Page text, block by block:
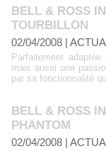
BELL & ROSS
TOURBILLON
02/04/2008 |
Parfaitement
mais aussi une
par sa fonctionnalité
BELL & ROSS
PHANTOM
02/04/2008 |